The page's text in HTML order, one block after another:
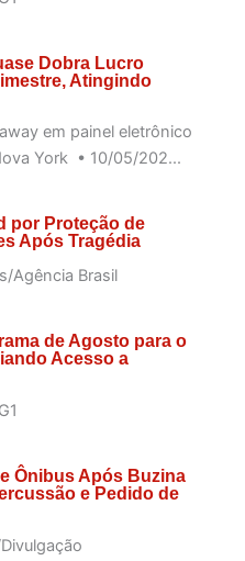
Dobra Lucro
Atingindo
por Proteção de
Após Tragédia
de Agosto para o
Acesso a
Ônibus Após Buzina
e Pedido de